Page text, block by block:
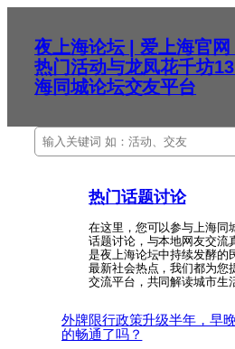
夜上海论坛 | 爱上海官
热门活动与龙凤花千坊
海同城论坛交友平台
搜
索
热门话题讨论
在这里，您可以参与上海同
话题讨论，与本地网友交流
是夜上海论坛中持续发酵的
最新社会热点，我们都为您
交流平台，共同解读城市生
外牌限行政策升级半年，早
的畅通了吗？